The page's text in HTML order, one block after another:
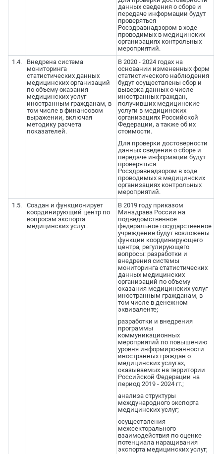
данных сведения о сборе и
передаче информации будут
проверяться
Росздравнадзором в ходе
проводимых в медицинских
организациях контрольных
мероприятий.
1.4.
Внедрена система
мониторинга
статистических данных
медицинских организаций
по объему оказания
медицинских услуг
иностранным гражданам, в
том числе в финансовом
выражении, включая
методику расчета
показателей.
В 2020 - 2024 годах на
основании измененных форм
статистического наблюдения
будут осуществлены сбор и
выверка данных о числе
иностранных граждан,
получивших медицинские
услуги в медицинских
организациях Российской
Федерации, а также об их
стоимости.
Для проверки достоверности
данных сведения о сборе и
передаче информации будут
проверяться
Росздравнадзором в ходе
проводимых в медицинских
организациях контрольных
мероприятий.
1.5.
Создан и функционирует
координирующий центр по
вопросам экспорта
медицинских услуг.
В 2019 году приказом
Минздрава России на
подведомственное
федеральное государственное
учреждение будут возложены
функции координирующего
центра, регулирующего
вопросы: разработки и
внедрения системы
мониторинга статистических
данных медицинских
организаций по объему
оказания медицинских услуг
иностранным гражданам, в
том числе в денежном
эквиваленте;
разработки и внедрения
программы
коммуникационных
мероприятий по повышению
уровня информированности
иностранных граждан о
медицинских услугах,
оказываемых на территории
Российской Федерации на
период 2019 - 2024 гг.;
анализа структуры
международного экспорта
медицинских услуг;
осуществления
межсекторального
взаимодействия по оценке
потенциала наращивания
экспорта медицинских услуг;